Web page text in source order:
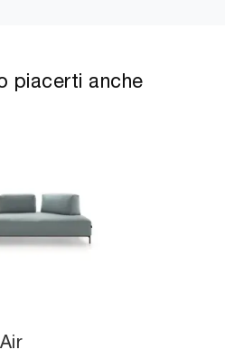
piacerti anche